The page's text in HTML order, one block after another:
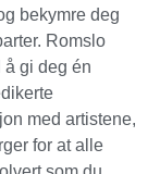
bekymre deg
Romslo
å gi deg én
med artistene,
for at alle